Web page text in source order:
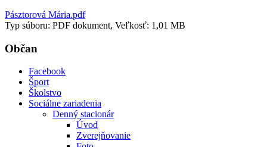
Pásztorová Mária.pdf
Typ súboru: PDF dokument, Veľkosť: 1,01 MB
Občan
Facebook
Šport
Školstvo
Sociálne zariadenia
Denný stacionár
Úvod
Zverejňovanie